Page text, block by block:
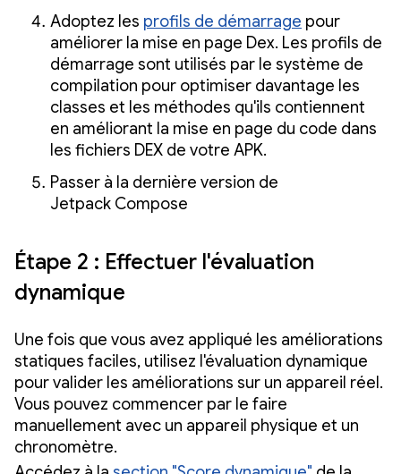
Adoptez les profils de démarrage pour
améliorer la mise en page Dex. Les profils de
démarrage sont utilisés par le système de
compilation pour optimiser davantage les
classes et les méthodes qu'ils contiennent
en améliorant la mise en page du code dans
les fichiers DEX de votre APK.
Passer à la dernière version de
Jetpack Compose
Étape 2 : Effectuer l'évaluation
dynamique
Une fois que vous avez appliqué les améliorations
statiques faciles, utilisez l'évaluation dynamique
pour valider les améliorations sur un appareil réel.
Vous pouvez commencer par le faire
manuellement avec un appareil physique et un
chronomètre.